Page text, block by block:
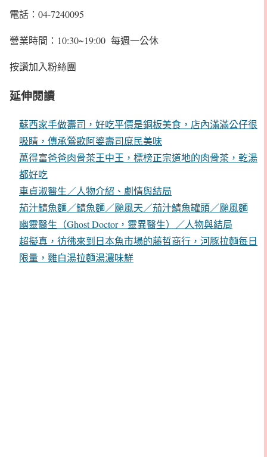
電話：04-7240095
營業時間：10:30~19:00 每週一公休
按讚加入粉絲團
延伸閱讀
蘇西家手做壽司，好吃平價是銅板美食，店內滿滿公仔很
吸睛，傳承鶯歌阿婆壽司庶民美味
萬得富爸爸肉骨茶王中王，標榜正宗道地的肉骨茶，乾湯
都好吃
車貞淑醫生／人物介紹、劇情與結局
茄汁鯖魚麵／鯖魚麵／颱風天／茄汁鯖魚罐頭／颱風麵
幽靈醫生（Ghost Doctor，靈異醫生）／人物與結局
超擬真，彷彿來到日本魚市場的藤哲商行，河豚拉麵每日
限量，雞白湯拉麵湯濃味鮮